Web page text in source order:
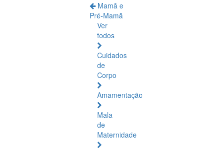
Mamã e
Pré-Mamã
Ver
todos
Cuidados
de
Corpo
Amamentação
Mala
de
Maternidade